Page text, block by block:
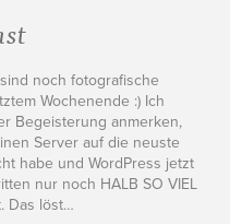
noch fotografische
Wochenende :) Ich
Begeisterung anmerken,
Server auf die neuste
habe und WordPress jetzt
nur noch HALB SO VIEL
Das löst…